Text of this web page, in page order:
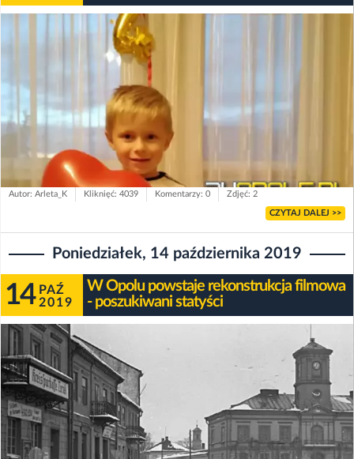
Autor: Arleta_K Kliknięć: 4039 Komentarzy: 0 Zdjęć: 2
CZYTAJ DALEJ >>
Poniedziałek, 14 października 2019
14 PAŹ
2019
W Opolu powstaje rekonstrukcja filmowa
- poszukiwani statyści